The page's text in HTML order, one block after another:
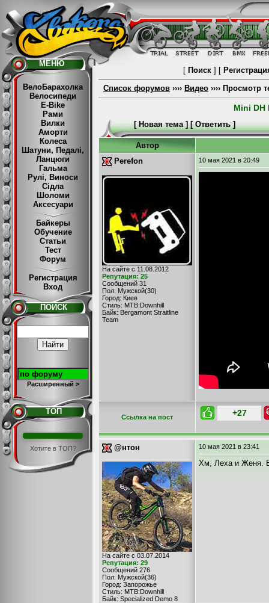
ВелоБарахолка
Велосипеди
E-Bike
Рами
Вилки
Аморти
Колеса
Шатуни, Педалі,
Ланцюги
Гальма
Рулі, Виноси
Сідла
Шоломи
Аксесуари
Байкеры
Обучение
Статьи
Тест
Форум
Регистрация
Вход
ПОИСК
Расширенный >
ТОП
Хотите в ТОП?
МЕНЮ
[ Поиск] [
Список форумов ›››› Видео ›››› Просмотр
Mini DH
[Новая тема] [Ответить]
Автор
Perefon
На сайте с 11.08.2012
Репутация: 25
Сообщений 31
Пол: Мужской(30)
Город: Киев
Стиль: MTB:Downhill
Байк: Bergamont Straitline
Team
10 мая 2021 в 20:49
Cсылка на пост +27
@нтон
На сайте с 03.07.2014
Репутация: 29
Сообщений 276
Пол: Мужской(36)
Город: Запорожье
Стиль: MTB:Downhill
Байк: Specialized Demo 8
10 мая 2021 в 23:41
Хм, Леха и Женя.